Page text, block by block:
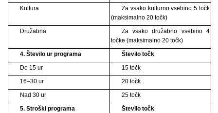
Kultura
Za vsako kulturno vsebino 5 točk
(maksimalno 20 točk)
Družabna
Za vsako družabno vsebino 4
točke (maksimalno 20 točk)
4. Število ur programa
Število točk
Do 15 ur
15 točk
16–30 ur
20 točk
Nad 30 ur
25 točk
5. Stroški programa
Število točk